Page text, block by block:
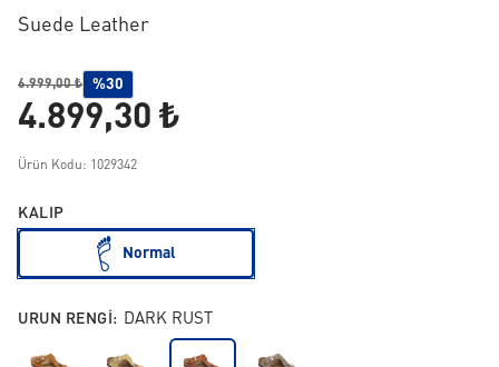
Suede Leather
6.999,00 ₺ %30
4.899,30 ₺
Ürün Kodu: 1029342
KALIP
Normal
URUN RENGI: DARK RUST